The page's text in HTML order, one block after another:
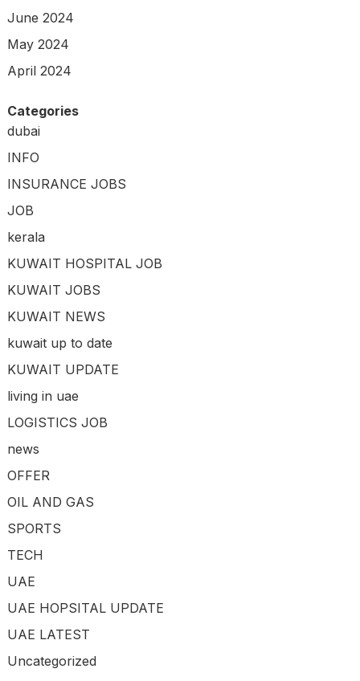
June 2024
May 2024
April 2024
Categories
dubai
INFO
INSURANCE JOBS
JOB
kerala
KUWAIT HOSPITAL JOB
KUWAIT JOBS
KUWAIT NEWS
kuwait up to date
KUWAIT UPDATE
living in uae
LOGISTICS JOB
news
OFFER
OIL AND GAS
SPORTS
TECH
UAE
UAE HOPSITAL UPDATE
UAE LATEST
Uncategorized